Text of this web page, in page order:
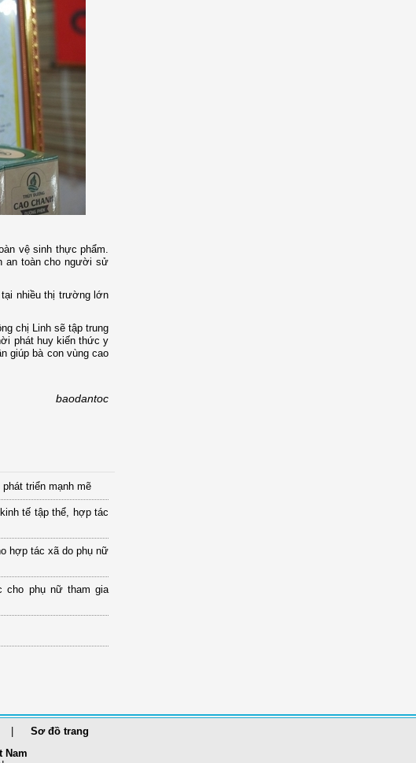
vệ sinh thực phẩm.
an toàn cho người sử
nhiều thị trường lớn
chị Linh sẽ tập trung
phát huy kiến thức y
giúp bà con vùng cao
baodantoc
triển mạnh mẽ
tế tập thể, hợp tác
hợp tác xã do phụ nữ
cho phụ nữ tham gia
Sơ đồ trang
Nam